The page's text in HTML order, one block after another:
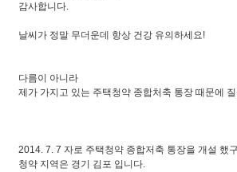
감사합니다.
날씨가 정말 무더운데 항상 건강 유의하세요!
다름이 아니라
제가 가지고 있는 주택청약 종합처축 통장 때문에
2014. 7. 7 자로 주택청약 종합저축 통장을 개설 했
청약 지역은 경기 김포 입니다.